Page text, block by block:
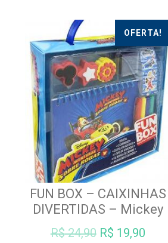
OFERTA!
FUN BOX – CAIXINHAS
DIVERTIDAS – Mickey
R$24,90 O
R$ 19,90O